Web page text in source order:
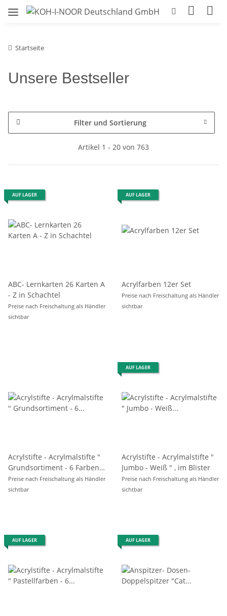
Startseite
Unsere Bestseller
Filter und Sortierung
Artikel 1 - 20 von 763
AUF LAGER
ABC- Lernkarten 26 Karten A
- Z in Schachtel
Preise nach Freischaltung als Händler
sichtbar
AUF LAGER
Acrylfarben 12er Set
Preise nach Freischaltung als Händler
sichtbar
Acrylstifte - Acrylmalstifte "
Grundsortiment - 6 Farben "
, im 6er Pack
Preise nach Freischaltung als Händler
sichtbar
AUF LAGER
Acrylstifte - Acrylmalstifte "
Jumbo - Weiß " , im Blister
Preise nach Freischaltung als Händler
sichtbar
AUF LAGER AUF LAGER